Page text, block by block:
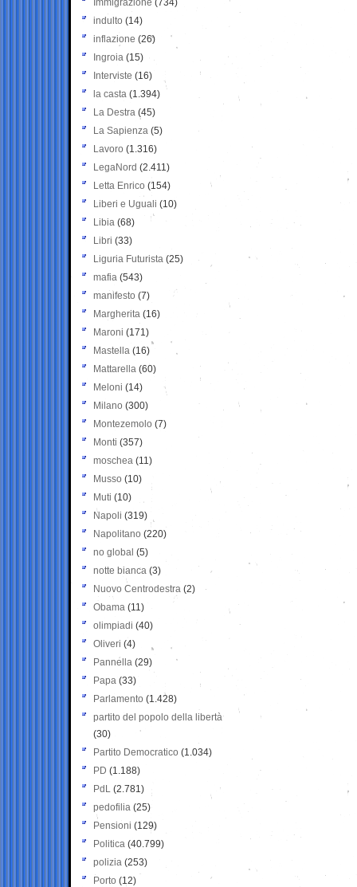
Immigrazione (734)
indulto (14)
inflazione (26)
Ingroia (15)
Interviste (16)
la casta (1.394)
La Destra (45)
La Sapienza (5)
Lavoro (1.316)
LegaNord (2.411)
Letta Enrico (154)
Liberi e Uguali (10)
Libia (68)
Libri (33)
Liguria Futurista (25)
mafia (543)
manifesto (7)
Margherita (16)
Maroni (171)
Mastella (16)
Mattarella (60)
Meloni (14)
Milano (300)
Montezemolo (7)
Monti (357)
moschea (11)
Musso (10)
Muti (10)
Napoli (319)
Napolitano (220)
no global (5)
notte bianca (3)
Nuovo Centrodestra (2)
Obama (11)
olimpiadi (40)
Oliveri (4)
Pannella (29)
Papa (33)
Parlamento (1.428)
partito del popolo della libertà
(30)
Partito Democratico (1.034)
PD (1.188)
PdL (2.781)
pedofilia (25)
Pensioni (129)
Politica (40.799)
polizia (253)
Porto (12)